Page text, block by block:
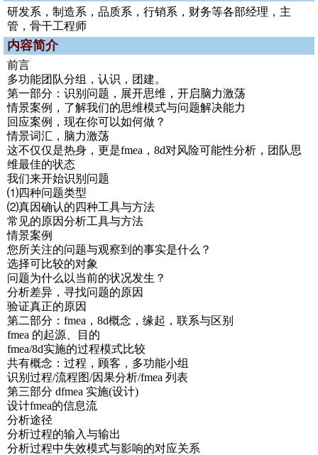
研发系，制造系，品质系，行销系，财务等各部经理，主
管，骨干工程师
内容简介
前言
多功能团队分组，认识，团建。
第一部分：识别问题，展开思维，开启脑力激荡
情景案例，了解我们的思维模式与问题解决能力
回应案例，现在你可以如何做？
情景词汇，脑力激荡
这不仅仅是热身，更是fmea，8d对风险可能性分析，团队思
维最佳的状态
我们来开始识别问题
⑴四种问题类型
⑵真因确认的四种工具与方法
常见的原因分析工具与方法
情景案例
您所关注的问题与观察到的事实是什么？
选择可比较的对象
问题为什么以当前的状况发生？
分析差异，寻找问题的原因
验证真正的原因
第二部分：fmea，8d概念，缘起，联系与区别
fmea 的起源、目的
fmea/8d实施的过程模式比较
共有概念：过程，顾客，多功能小组
识别过程/流程图/因果分析/fmea 列表
第三部分 dfmea 实施(设计)
设计fmea的信息流
分析途径
分析过程的输入与输出
分析过程中失效模式与影响的对应关系